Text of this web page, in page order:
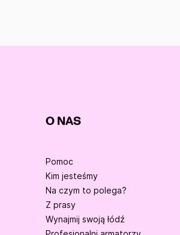
O NAS
Pomoc
Kim jesteśmy
Na czym to polega?
Z prasy
Wynajmij swoją łódź